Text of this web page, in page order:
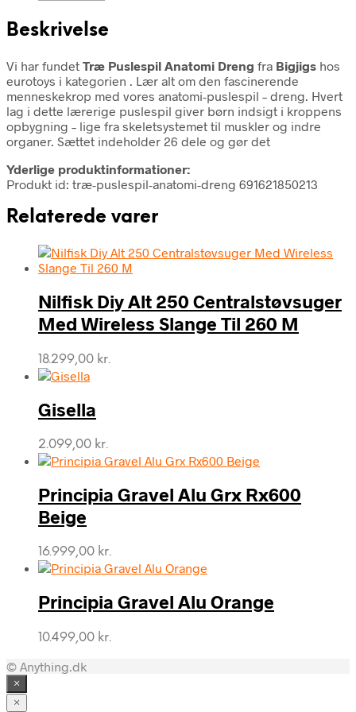
Beskrivelse
Vi har fundet Træ Puslespil Anatomi Dreng fra Bigjigs hos
eurotoys i kategorien . Lær alt om den fascinerende
menneskekrop med vores anatomi-puslespil – dreng. Hvert
lag i dette lærerige puslespil giver børn indsigt i kroppens
opbygning – lige fra skeletsystemet til muskler og indre
organer. Sættet indeholder 26 dele og gør det
Yderlige produktinformationer:
Produkt id: træ-puslespil-anatomi-dreng 691621850213
Relaterede varer
Nilfisk Diy Alt 250 Centralstøvsuger
Med Wireless Slange Til 260 M
18.299,00 kr.
Gisella
2.099,00 kr.
Principia Gravel Alu Grx Rx600
Beige
16.999,00 kr.
Principia Gravel Alu Orange
10.499,00 kr.
© Anything.dk
×
×